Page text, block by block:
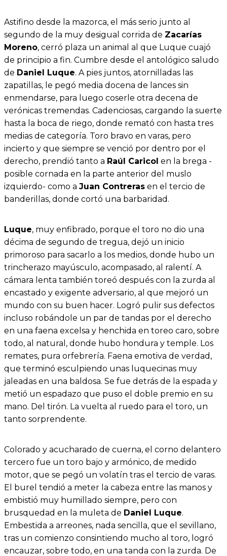
Astifino desde la mazorca, el más serio junto al
segundo de la muy desigual corrida de Zacarías
Moreno, cerró plaza un animal al que Luque cuajó
de principio a fin. Cumbre desde el antológico saludo
de Daniel Luque. A pies juntos, atornilladas las
zapatillas, le pegó media docena de lances sin
enmendarse, para luego coserle otra decena de
verónicas tremendas. Cadenciosas, cargando la suerte
hasta la boca de riego, donde remató con hasta tres
medias de categoría. Toro bravo en varas, pero
incierto y que siempre se venció por dentro por el
derecho, prendió tanto a Raúl Caricol en la brega -
posible cornada en la parte anterior del muslo
izquierdo- como a Juan Contreras en el tercio de
banderillas, donde cortó una barbaridad.
Luque, muy enfibrado, porque el toro no dio una
décima de segundo de tregua, dejó un inicio
primoroso para sacarlo a los medios, donde hubo un
trincherazo mayúsculo, acompasado, al ralentí. A
cámara lenta también toreó después con la zurda al
encastado y exigente adversario, al que mejoró un
mundo con su buen hacer. Logró pulir sus defectos
incluso robándole un par de tandas por el derecho
en una faena excelsa y henchida en toreo caro, sobre
todo, al natural, donde hubo hondura y temple. Los
remates, pura orfebrería. Faena emotiva de verdad,
que terminó esculpiendo unas luquecinas muy
jaleadas en una baldosa. Se fue detrás de la espada y
metió un espadazo que puso el doble premio en su
mano. Del tirón. La vuelta al ruedo para el toro, un
tanto sorprendente.
Colorado y acucharado de cuerna, el corno delantero
tercero fue un toro bajo y armónico, de medido
motor, que se pegó un volatín tras el tercio de varas.
El burel tendió a meter la cabeza entre las manos y
embistió muy humillado siempre, pero con
brusquedad en la muleta de Daniel Luque.
Embestida a arreones, nada sencilla, que el sevillano,
tras un comienzo consintiendo mucho al toro, logró
encauzar, sobre todo, en una tanda con la zurda. De